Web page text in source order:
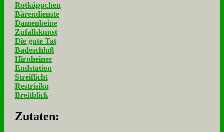
Rotkäppchen
Bärendienste
Damenbeine
Zufallskunst
Die gute Tat
Badeschluß
Hirnheiner
Endstation
Streiflicht
Restrisiko
Breitblick
Zu­ta­ten: